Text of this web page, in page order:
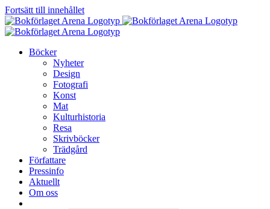
Fortsätt till innehållet
Böcker
Nyheter
Design
Fotografi
Konst
Mat
Kulturhistoria
Resa
Skrivböcker
Trädgård
Författare
Pressinfo
Aktuellt
Om oss